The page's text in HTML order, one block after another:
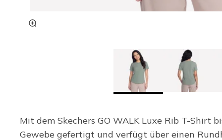
Mit dem Skechers GO WALK Luxe Rib T-Shirt
Gewebe gefertigt und verfügt über einen